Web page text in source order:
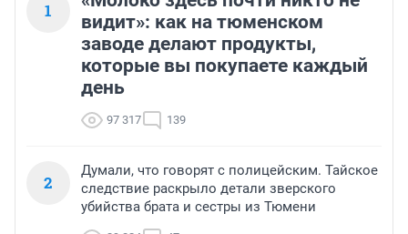
1
видит»: как на тюменском
заводе делают продукты,
которые вы покупаете каждый
день
97 317 139
2
Думали, что говорят с полицейским. Тайское
следствие раскрыло детали зверского
убийства брата и сестры из Тюмени